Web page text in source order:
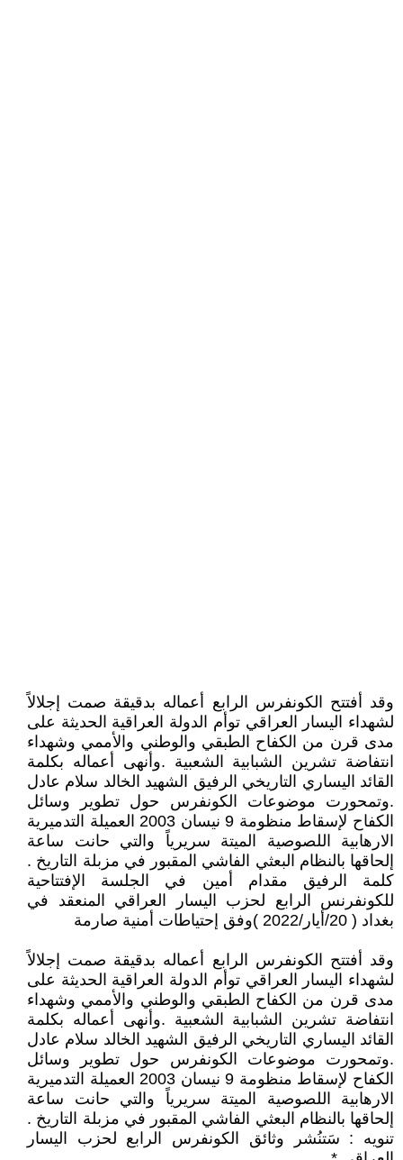
وقد أفتتح الكونفرس الرابع أعماله بدقيقة صمت إجلالاً
لشهداء اليسار العراقي توأم الدولة العراقية الحديثة على
مدى قرن من الكفاح الطبقي والوطني والأممي وشهداء
انتفاضة تشرين الشبابية الشعبية . وأنهى أعماله بكلمة
القائد اليساري التاريخي الرفيق الشهيد الخالد سلام عادل
. وتمحورت موضوعات الكونفرس حول تطوير وسائل
الكفاح لإسقاط منظومة 9 نيسان 2003 العميلة التدميرية
الارهابية اللصوصية الميتة سريرياً والتي حانت ساعة
إلحاقها بالنظام البعثي الفاشي المقبور في مزبلة التاريخ .
كلمة الرفيق مقدام أمين في الجلسة الإفتتاحية
للكونفرنس الرابع لحزب اليسار العراقي المنعقد في
بغداد ( 20/أيار/2022 )وفق إحتياطات أمنية صارمة
وقد أفتتح الكونفرس الرابع أعماله بدقيقة صمت إجلالاً
لشهداء اليسار العراقي توأم الدولة العراقية الحديثة على
مدى قرن من الكفاح الطبقي والوطني والأممي وشهداء
انتفاضة تشرين الشبابية الشعبية . وأنهى أعماله بكلمة
القائد اليساري التاريخي الرفيق الشهيد الخالد سلام عادل
. وتمحورت موضوعات الكونفرس حول تطوير وسائل
الكفاح لإسقاط منظومة 9 نيسان 2003 العميلة التدميرية
الارهابية اللصوصية الميتة سريرياً والتي حانت ساعة
إلحاقها بالنظام البعثي الفاشي المقبور في مزبلة التاريخ .
تنويه : سَتنُشر وثائق الكونفرس الرابع لحزب اليسار